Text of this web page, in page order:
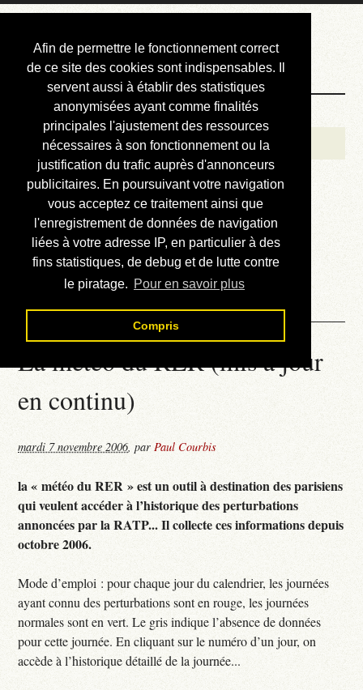
Afin de permettre le fonctionnement correct
de ce site des cookies sont indispensables. Il
servent aussi à établir des statistiques
anonymisées ayant comme finalités
principales l'ajustement des ressources
nécessaires à son fonctionnement ou la
justification du trafic auprès d'annonceurs
publicitaires. En poursuivant votre navigation
vous acceptez ce traitement ainsi que
l'enregistrement de données de navigation
liées à votre adresse IP, en particulier à des
fins statistiques, de debug et de lutte contre
le piratage. Pour en savoir plus
Compris
Courbis, « LE »
Blog Officiel
Bienvenue
Réalisations
Divers (et d’été)
Annonces
Liens externes
Téléchargement
Contact
La météo du RER (mis à jour
en continu)
mardi 7 novembre 2006,parPaul Courbis
la « météo du RER » est un outil à destination des parisiens
qui veulent accéder à l’historique des perturbations
annoncées par la RATP... Il collecte ces informations depuis
octobre 2006.
Mode d’emploi : pour chaque jour du calendrier, les journées
ayant connu des perturbations sont en rouge, les journées
normales sont en vert. Le gris indique l’absence de données
pour cette journée. En cliquant sur le numéro d’un jour, on
accède à l’historique détaillé de la journée...